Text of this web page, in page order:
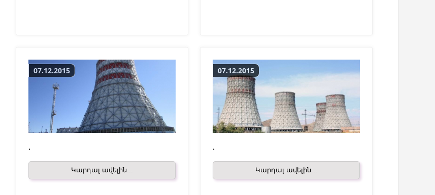
07.12.2015
.
Կարդալ ավելին...
07.12.2015
.
Կարդալ ավելին...